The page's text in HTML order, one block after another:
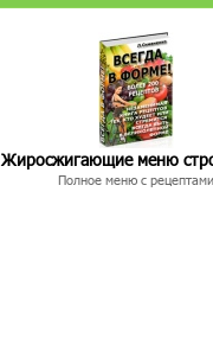
Жиросжигающие меню
Полное меню с рецептами